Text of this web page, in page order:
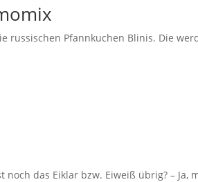
russischen Pfannkuchen Blinis. Die
das Eiklar bzw. Eiweiß übrig? – Ja,